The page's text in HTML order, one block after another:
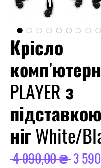
Крісло
PLAYER з
ніг White/
4 090,00 ₴ 3